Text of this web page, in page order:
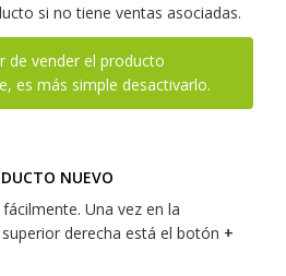
si no tiene ventas asociadas.
de vender el producto
es más simple desactivarlo.
NUEVO
Una vez en la
derecha está el botón +